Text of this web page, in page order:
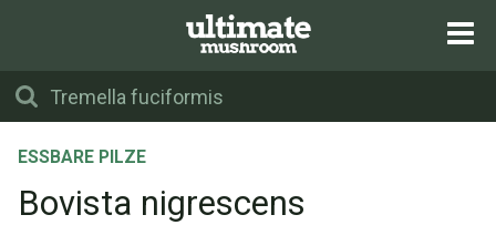
ESSBARE PILZE
Bovista nigrescens